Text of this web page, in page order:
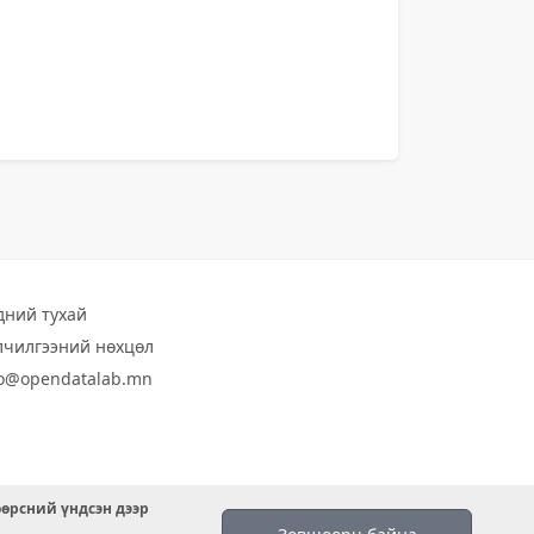
тухай
нөхцөл
үндсэн дээр